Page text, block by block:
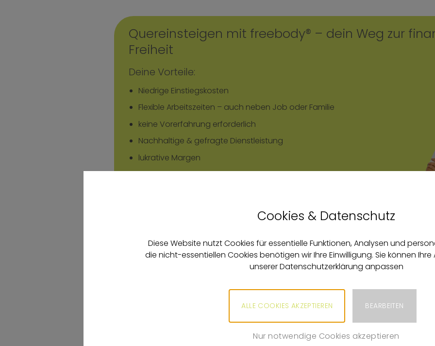
Quereinsteigen mit freebody® – dein Weg zur
Freiheit
Deine Vorteile:
Niedrige Einstiegskosten
Flexible Arbeitszeiten – auch neben Job oder Familie
keine Vorerfahrung erforderlich
Nachhaltige & gefragte Dienstleistung
lukrative Margen
Haben wir dein Interesse geweckt? Für mehr Infos
EXKLUSIVE VORTEILE FÜR PROFIS – PROFITIERE
UNSEREN PROFI-KONDITIONEN
Cookies & Datenschutz
Diese Website nutzt Cookies für essentielle Funktionen, Analysen und
die nicht-essentiellen Cookies benötigen wir Ihre Einwilligung. Sie können Ihre
unserer Datenschutzerklärung anpassen
ALLE COOKIES AKZEPTIEREN BEARBEITEN
Nur notwendige Cookies akzeptieren